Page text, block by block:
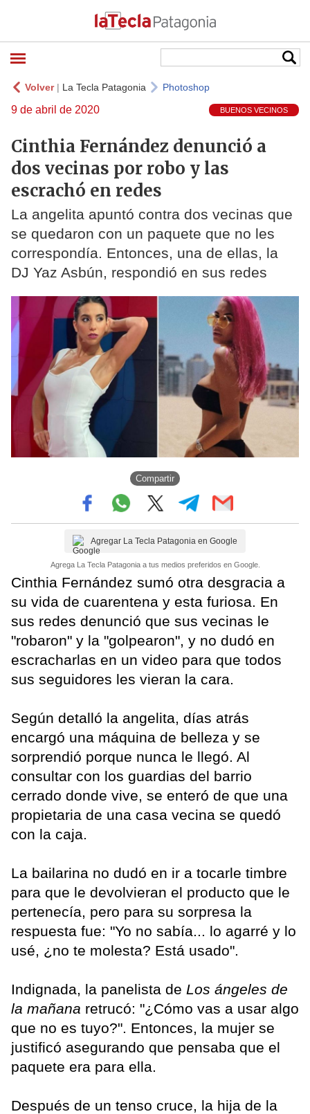
Volver| La Tecla Patagonia Photoshop
9 de abril de 2020 BUENOS VECINOS
Cinthia Fernández denunció a
dos vecinas por robo y las
escrachó en redes
La angelita apuntó contra dos vecinas que
se quedaron con un paquete que no les
correspondía. Entonces, una de ellas, la
DJ Yaz Asbún, respondió en sus redes
Compartir
Agregar La Tecla Patagonia en Google
Agrega La Tecla Patagonia a tus medios preferidos en Google.
Cinthia Fernández sumó otra desgracia a
su vida de cuarentena y esta furiosa. En
sus redes denunció que sus vecinas le
"robaron" y la "golpearon", y no dudó en
escracharlas en un video para que todos
sus seguidores les vieran la cara.
Según detalló la angelita, días atrás
encargó una máquina de belleza y se
sorprendió porque nunca le llegó. Al
consultar con los guardias del barrio
cerrado donde vive, se enteró de que una
propietaria de una casa vecina se quedó
con la caja.
La bailarina no dudó en ir a tocarle timbre
para que le devolvieran el producto que le
pertenecía, pero para su sorpresa la
respuesta fue: "Yo no sabía... lo agarré y lo
usé, ¿no te molesta? Está usado".
Indignada, la panelista de Los ángeles de
la mañana retrucó: "¿Cómo vas a usar algo
que no es tuyo?". Entonces, la mujer se
justificó asegurando que pensaba que el
paquete era para ella.
Después de un tenso cruce, la hija de la